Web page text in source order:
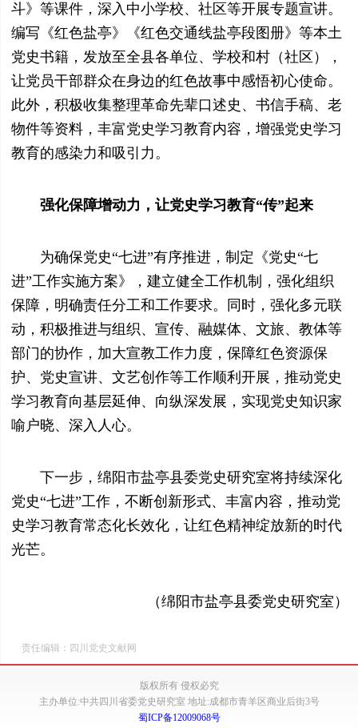
斗》等课件，深入中小学校、社区等开展专题宣讲。
编写《红色盐亭》《红色交通线盐亭段图册》等本土
党史书籍，发放至全县各单位、学校和村（社区），
让党员干部群众在身边的红色故事中感悟初心使命。
此外，积极收集整理革命先辈口述史、书信手稿、老
物件等资料，丰富党史学习教育内容，增强党史学习
教育的感染力和吸引力。
强化保障增动力，让党史学习教育“传”起来
为确保党史“七进”有序推进，制定《党史“七
进”工作实施方案》，建立健全工作机制，强化组织
保障，明确责任分工和工作要求。同时，强化多元联
动，积极推进与组织、宣传、融媒体、文旅、教体等
部门的协作，加大宣教工作力度，保障红色资源保
护、党史宣讲、文艺创作等工作顺利开展，推动党史
学习教育向基层延伸、向纵深发展，实现党史知识家
喻户晓、深入人心。
下一步，绵阳市盐亭县委党史研究室将持续深化
党史“七进”工作，不断创新形式、丰富内容，推动党
史学习教育常态化长效化，让红色精神绽放新的时代
光芒。
（绵阳市盐亭县委党史研究室）
责任编辑：四川党史文献网
版权所有 侵权必究
主办单位:中共四川省委党史研究室 地址:成都市青羊区商业后街3号
蜀ICP备12009068号